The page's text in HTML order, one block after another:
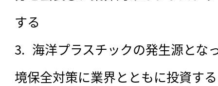
する
海洋プラスチックの発生源とな
境保全対策に業界とともに投資する